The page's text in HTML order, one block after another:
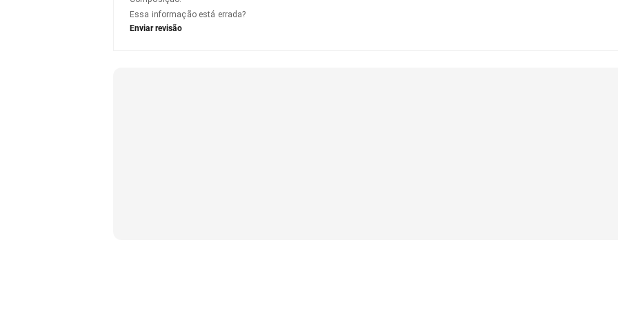
Essa informação está errada?
Enviar revisão